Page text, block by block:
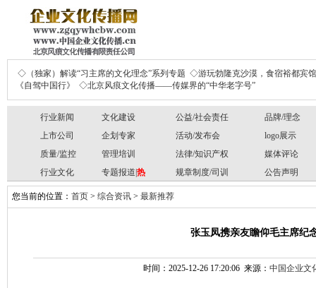
◇（独家）解读“习主席的文化理念”系列专题 ◇游玩勃隆克沙漠，食宿裕都宾馆
《自驾中国行》
◇北京风痕文化传播——传媒界的“中华老字号”
行业新闻 文化建设 公益/社会责任
品牌/理念
上市公司
企划专家 活动/发布会
logo展示
质量/监控
管理培训 法律/知识产权
媒体评论
行业文化
专题报道| 热 规章制度/司训 公告声明
您当前的位置： 首页 > 综合资讯 > 最新推荐
张玉凤携亲友瞻仰毛主席纪
时间：2025-12-26 17:20:06 来源： 中国企业文